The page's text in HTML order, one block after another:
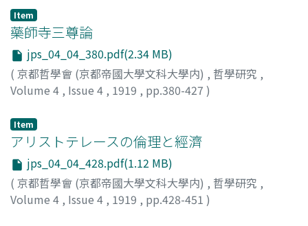
Item
藥師寺三尊論
jps_04_04_380.pdf(2.34 MB)
( 京都哲學會 (京都帝國大學文科大學内) , 哲學研究 ,
Volume 4 , Issue 4 , 1919 , pp.380-427 )
Item
アリストテレースの倫理と經濟
jps_04_04_428.pdf(1.12 MB)
( 京都哲學會 (京都帝國大學文科大學内) , 哲學研究 ,
Volume 4 , Issue 4 , 1919 , pp.428-451 )